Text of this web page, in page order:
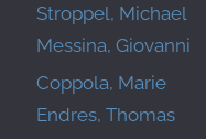
Stroppel, Michael
Messina, Giovanni
Coppola, Marie
Endres, Thomas